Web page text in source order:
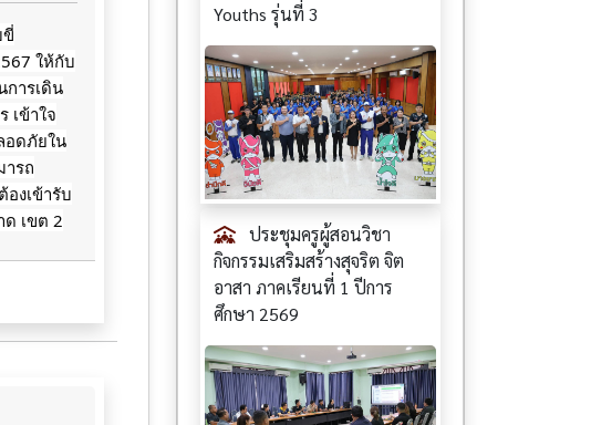
ให้กับ
ารเดิน
เข้าใจ
อดภัยใน
ารถ
งเข้ารับ
เขต 2
Youths รุ่นที่ 3
ประชุมครูผู้สอนวิชา
กิจกรรมเสริมสร้างสุจริต จิต
อาสา ภาคเรียนที่ 1 ปีการ
ศึกษา 2569